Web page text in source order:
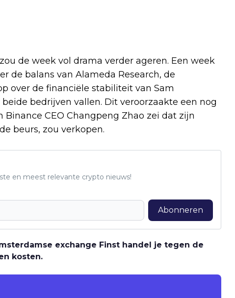
de week vol drama verder ageren. Een week
de balans van Alameda Research, de
over de financiële stabiliteit van Sam
bedrijven vallen. Dit veroorzaakte een nog
CEO Changpeng Zhao zei dat zijn
beurs, zou verkopen.
en meest relevante crypto nieuws!
Abonneren
exchange Finst handel je tegen de
kosten.